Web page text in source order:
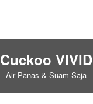
Cuckoo VIVID
Air Panas & Suam Saja